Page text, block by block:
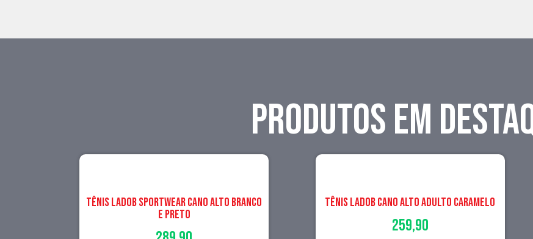
PRODUTOS EM
TÊNIS LADOB SPORTWEAR CANO ALTO BRANCO
E PRETO
Tênis LadoB Cano Alto Adulto Caramelo
259,90